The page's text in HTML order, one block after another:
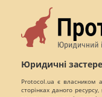
Юридичні
Protocol.ua є власником
сторінках даного